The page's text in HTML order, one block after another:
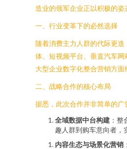
造业的领军企业正以积极的姿
一、行业变革下的必然选择
随着消费主力人群的代际更
体、短视频平台、垂直汽车
大型企业数字化整合营销方
二、战略合作的核心布局
据悉，此次合作并非简单的
全域数据中台构建 ：
趣人群到购车意向者，
内容生态与场景化营销